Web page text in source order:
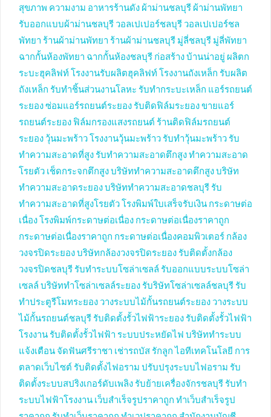
สุขภาพ ความงาม อาหารร้านดัง ผ้าม่านชลบุรี ผ้าม่านพัทยา
รับออกแบบผ้าม่านชลบุรี วอลเปเปอร์ชลบุรี วอลเปเปอร์ชล
พัทยา ร้านผ้าม่านพัทยา ร้านผ้าม่านชลบุรี มู่ลี่ชลบุรี มู่ลี่พัทยา
ฉากกั้นห้องพัทยา ฉากกั้นห้องชลบุรี ก่อสร้าง บ้านน่าอยู่ ผลิตก
ระบะฮุคลิฟท์ โรงงานรับผลิตฮุคลิฟท์ โรงงานถังเหล็ก รับผลิต
ถังเหล็ก รับทำชิ้นส่วนงานโลหะ รับทำกระบะเหล็ก แอร์รถยนต์
ระยองซ่อมแอร์รถยนต์ระยอง รับติดฟิล์มระยองขายแอร์
รถยนต์ระยอง ฟิล์มกรองแสงรถยนต์ ร้านติดฟิล์มรถยนต์
ระยอง วุ้นมะพร้าว โรงงานวุ้นมะพร้าว รับทำวุ้นมะพร้าว รับ
ทำความสะอาดที่สูง รับทำความสะอาดตึกสูงทำความสะอาด
โรยตัว เช็ดกระจกตึกสูงบริษัททำความสะอาดตึกสูงบริษัท
ทำความสะอาดระยองบริษัททำความสะอาดชลบุรี รับ
ทำความสะอาดที่สูงโรยตัว โรงพิมพ์ใบเสร็จรับเงิน กระดาษต่อ
เนื่อง โรงพิมพ์กระดาษต่อเนื่อง กระดาษต่อเนื่องราคาถูก
กระดาษต่อเนื่องราคาถูก กระดาษต่อเนื่องคอมพิวเตอร์ กล้อง
วงจรปิดระยองบริษัทกล้องวงจรปิดระยอง รับติดตั้งกล้อง
วงจรปิดชลบุรี รับทำระบบโซล่าเซลล์ รับออกแบบระบบโซล่า
เซลล์ บริษัททำโซล่าเซลล์ระยอง รับริษัทโซล่าเซลล์ชลบุรี รับ
ทำประตูรีโมทระยอง วางระบบไม้กั้นรถยนต์ระยอง วางระบบ
ไม้กั้นรถยนต์ชลบุรี รับติดตั้งรั้วไฟฟ้าระยอง รับติดตั้งรั้วไฟฟ้า
โรงงาน รับติดตั้งรั้วไฟฟ้า ระบบประหยัดไฟ บริษัททำระบบ
แจ้งเตือน จัดฟันศรีราชา เช่ารถบัส รักลูก ไอทีเทคโนโลยี การ
ตลาดเว็บไซต์ รับติดตั้งไฟอราม ปรับปรุงระบบไฟอราม รับ
ติดตั้งระบบสปริงเกอร์ดับเพลิง รับย้ายเครื่องจักรชลบุรี รับทำ
ระบบไฟฟ้าโรงงาน เว็บสำเร็จรูปราคาถูก ทำเว็บสำเร็จรูป